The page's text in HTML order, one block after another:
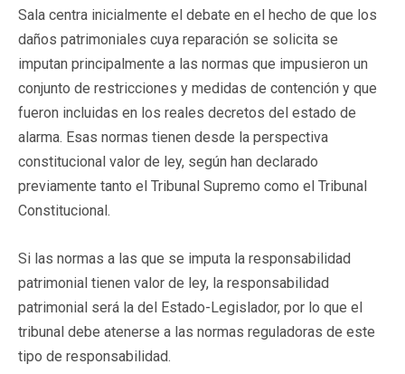
Sala centra inicialmente el debate en el hecho de que los
daños patrimoniales cuya reparación se solicita se
imputan principalmente a las normas que impusieron un
conjunto de restricciones y medidas de contención y que
fueron incluidas en los reales decretos del estado de
alarma. Esas normas tienen desde la perspectiva
constitucional valor de ley, según han declarado
previamente tanto el Tribunal Supremo como el Tribunal
Constitucional.
Si las normas a las que se imputa la responsabilidad
patrimonial tienen valor de ley, la responsabilidad
patrimonial será la del Estado-Legislador, por lo que el
tribunal debe atenerse a las normas reguladoras de este
tipo de responsabilidad.